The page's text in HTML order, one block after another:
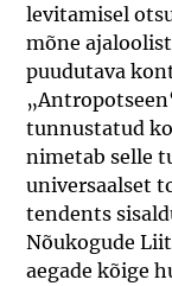
levitamisel
mõne
puudutava
tunnustatud
nimetab selle
universaalset
tendents
Nõukogude
aegade kõige